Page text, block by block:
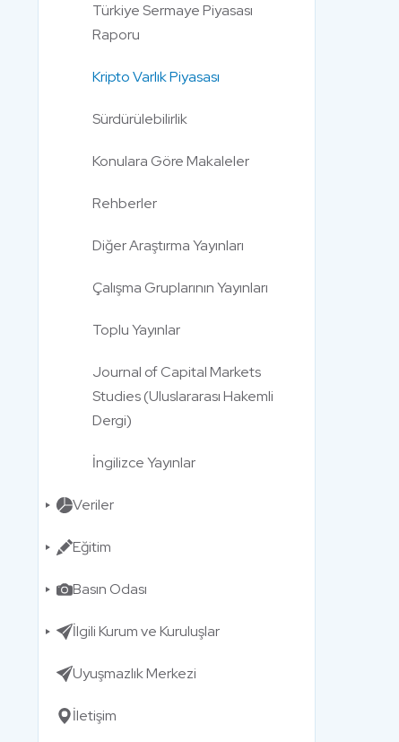
Türkiye Sermaye Piyasası
Raporu
Kripto Varlık Piyasası
Sürdürülebilirlik
Konulara Göre Makaleler
Rehberler
Diğer Araştırma Yayınları
Çalışma Gruplarının Yayınları
Toplu Yayınlar
Journal of Capital Markets
Studies (Uluslararası Hakemli
Dergi)
İngilizce Yayınlar
Veriler
Eğitim
Basın Odası
İlgili Kurum ve Kuruluşlar
Uyuşmazlık Merkezi
İletişim